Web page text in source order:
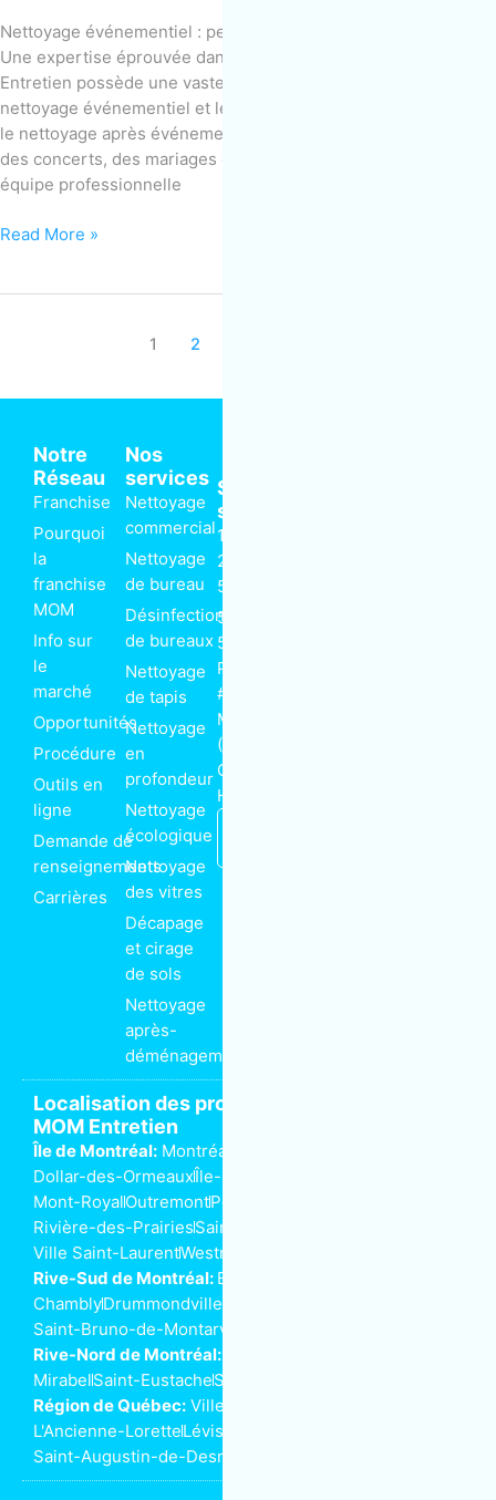
Nettoyage événementiel : pensez à MOM pour vos partys d’été
Une expertise éprouvée dans le nettoyage événementiel MOM
Entretien possède une vaste expérience dans le domaine du
nettoyage événementiel et le divertissement, notamment pour
le nettoyage après événements. Que ce soit pour des festivals,
des concerts, des mariages ou des fêtes d’entreprise, notre
équipe professionnelle
Read More »
1 2
Notre
Réseau
Franchise
Pourquoi
la
franchise
MOM
Info sur
le
marché
Opportunités
Procédure
Outils en
ligne
Demande de
renseignements
Carrières
Nos
services
Nettoyage
commercial
Nettoyage
de bureau
Désinfection
de bureaux
Nettoyage
de tapis
Nettoyage
en
profondeur
Nettoyage
écologique
Nettoyage
des vitres
Décapage
et cirage
de sols
Nettoyage
après-
déménagement
Siège
social
1 866-
225-
5666
5375-
5385 rue
Paré
#230
Montréal
(Québec)
Canada
H4P 1P7
Localisation des propriétaires de franchise
MOM Entretien
Île de Montréal: Montréal
Dollar-des-OrmeauxÎle-Perrot
Mont-RoyalOutremontPointe-aux-Trembles
Rivière-des-PrairiesSaint-Henri
Ville Saint-LaurentWestmount
Rive-Sud de Montréal: Beloeil
ChamblyDrummondville
Saint-Bruno-de-Montarville
Rive-Nord de Montréal:
MirabelSaint-EustacheSaint-Jérôme
Région de Québec: Ville de Québec
L'Ancienne-LoretteLévis
Saint-Augustin-de-Desmaures